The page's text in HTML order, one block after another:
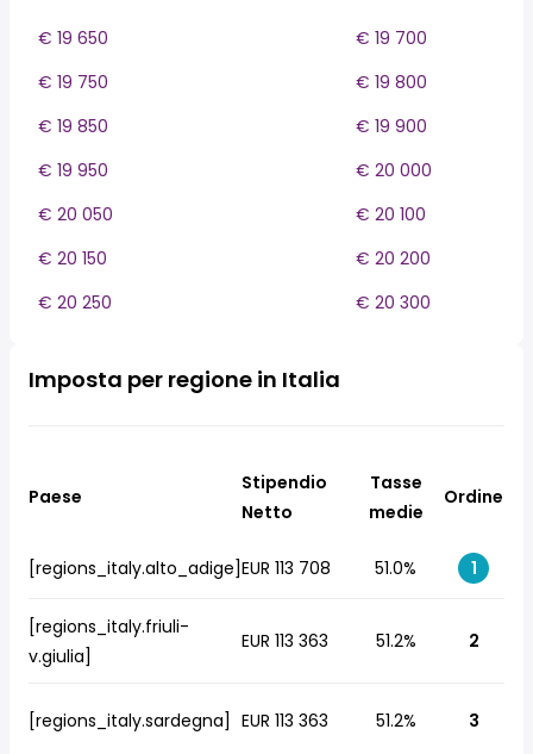
€ 19 650
€ 19 700
€ 19 750
€ 19 800
€ 19 850
€ 19 900
€ 19 950
€ 20 000
€ 20 050
€ 20 100
€ 20 150
€ 20 200
€ 20 250
€ 20 300
Imposta per regione in Italia
Paese
Stipendio
Netto
Tasse
medie
Ordine
[regions_italy.alto_adige]EUR 113 708 51.0% 1
[regions_italy.friuli-
v.giulia]
EUR 113 363 51.2% 2
[regions_italy.sardegna] EUR 113 363 51.2% 3